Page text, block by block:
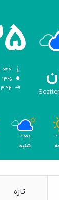
۱۴%
۴.۹۲ کیلومتر/ساعت
℃ ۳۱℃
شنبه
تازه